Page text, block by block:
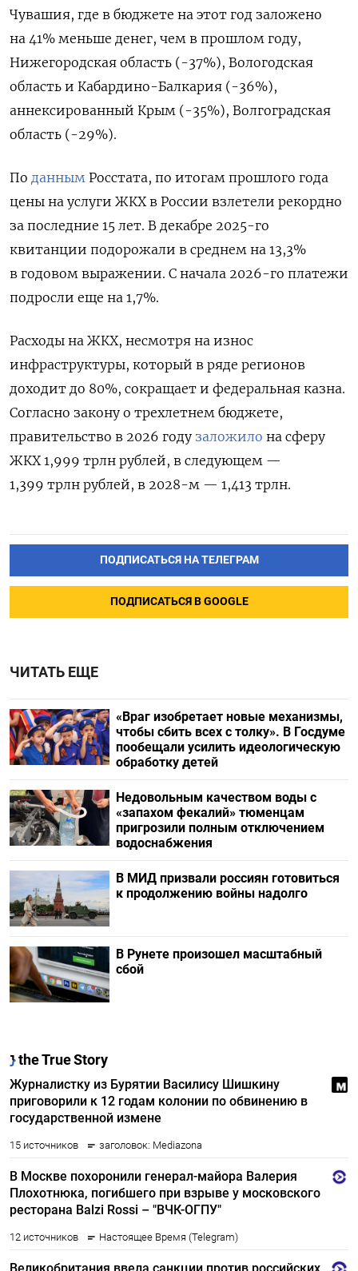
Чувашия, где в бюджете на этот год заложено
на 41% меньше денег, чем в прошлом году,
Нижегородская область (-37%), Вологодская
область и Кабардино-Балкария (-36%),
аннексированный Крым (-35%), Волгоградская
область (-29%).
По данным Росстата, по итогам прошлого года
цены на услуги ЖКХ в России взлетели рекордно
за последние 15 лет. В декабре 2025-го
квитанции подорожали в среднем на 13,3%
в годовом выражении. С начала 2026-го платежи
подросли еще на 1,7%.
Расходы на ЖКХ, несмотря на износ
инфраструктуры, который в ряде регионов
доходит до 80%, сокращает и федеральная казна.
Согласно закону о трехлетнем бюджете,
правительство в 2026 году заложило на сферу
ЖКХ 1,999 трлн рублей, в следующем —
1,399 трлн рублей, в 2028-м — 1,413 трлн.
ПОДПИСАТЬСЯ НА ТЕЛЕГРАМ
ПОДПИСАТЬСЯ В GOOGLE
ЧИТАТЬ ЕЩЕ
«Враг изобретает новые механизмы,
чтобы сбить всех с толку». В Госдуме
пообещали усилить идеологическую
обработку детей
Недовольным качеством воды с
«запахом фекалий» тюменцам
пригрозили полным отключением
водоснабжения
В МИД призвали россиян готовиться
к продолжению войны надолго
В Рунете произошел масштабный
сбой